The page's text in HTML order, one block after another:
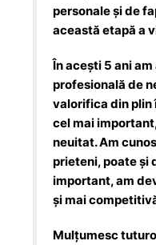
personale și de
această etapă a
În acești 5 ani
profesională de
valorifica din
cel mai
neuitat. Am
prieteni, poate și
important, am
și mai
Mulțumesc